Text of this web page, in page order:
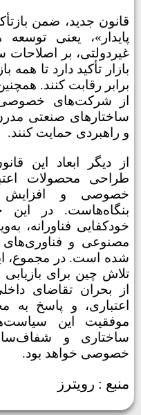
قانون جدید، ضمن
پایدار»، یعنی
غیردولتی، بر
بازار تأکید دارد تا همه
برابر رقابت کنند.
از شرکت‌های خصوصی
ساختارهای صنعتی
و راهبردی حمایت کنند.
از دیگر ابعاد این
طراحی محصولات
خصوصی و افزایش
بنگاه‌هاست. در این
خودکفایی فناورانه،
مصنوعی و
شده است.در مجموع،
تلاش چین برای
از بحران تقاضای
اعتباری، و پاسخ
موفقیت این
ساختاری و
خصوصی خواهد بود.
منبع : رویترز